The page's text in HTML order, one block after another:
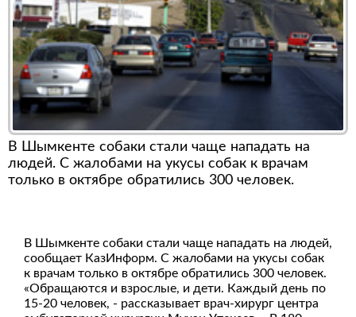
В Шымкенте собаки стали чаще нападать на
людей. С жалобами на укусы собак к врачам
только в октябре обратились 300 человек.
В Шымкенте собаки стали чаще нападать на людей,
сообщает КазИнформ. С жалобами на укусы собак
к врачам только в октябре обратились 300 человек.
«Обращаются и взрослые, и дети. Каждый день по
15-20 человек, - рассказывает врач-хирург центра